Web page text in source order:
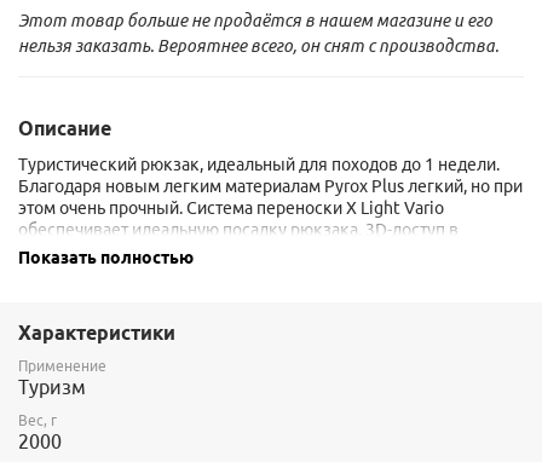
Этот товар больше не продаётся в нашем магазине и его
нельзя заказать. Вероятнее всего, он снят с производства.
Описание
Туристический рюкзак, идеальный для походов до 1 недели.
Благодаря новым легким материалам Pyrox Plus легкий, но при
этом очень прочный. Система переноски X Light Vario
обеспечивает идеальную посадку рюкзака. 3D-доступ в
основное отделение делает упаковку рюкзака простой и
Показать полностью
Характеристики
Применение
Туризм
Вес, г
2000